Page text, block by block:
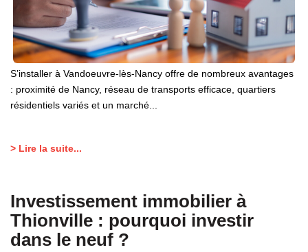
S’installer à Vandoeuvre-lès-Nancy offre de nombreux avantages
: proximité de Nancy, réseau de transports efficace, quartiers
résidentiels variés et un marché...
> Lire la suite...
Investissement immobilier à
Thionville : pourquoi investir
dans le neuf ?